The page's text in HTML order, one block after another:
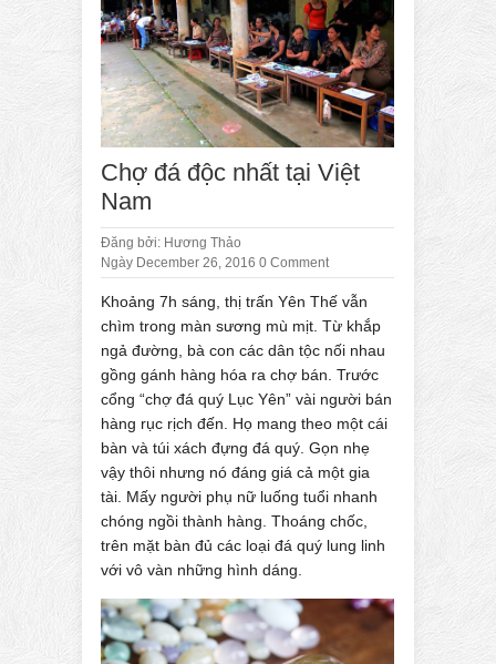
Chợ đá độc nhất tại Việt
Nam
Đăng bởi: Hương Thảo
Ngày December 26, 2016 0 Comment
Khoảng 7h sáng, thị trấn Yên Thế vẫn
chìm trong màn sương mù mịt. Từ khắp
ngả đường, bà con các dân tộc nối nhau
gồng gánh hàng hóa ra chợ bán. Trước
cổng “chợ đá quý Lục Yên” vài người bán
hàng rục rịch đến. Họ mang theo một cái
bàn và túi xách đựng đá quý. Gọn nhẹ
vậy thôi nhưng nó đáng giá cả một gia
tài. Mấy người phụ nữ luống tuổi nhanh
chóng ngồi thành hàng. Thoáng chốc,
trên mặt bàn đủ các loại đá quý lung linh
với vô vàn những hình dáng.